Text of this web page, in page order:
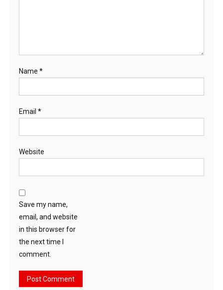
Name *
Email *
Website
Save my name,
email, and website
in this browser for
the next time I
comment.